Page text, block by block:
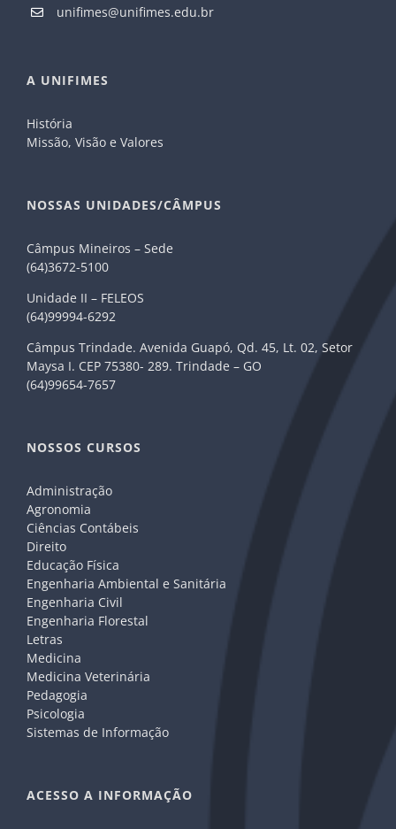
unifimes@unifimes.edu.br
A UNIFIMES
História
Missão, Visão e Valores
NOSSAS UNIDADES/CÂMPUS
Câmpus Mineiros – Sede
(64)3672-5100
Unidade II – FELEOS
(64)99994-6292
Câmpus Trindade. Avenida Guapó, Qd. 45, Lt. 02, Setor
Maysa I. CEP 75380- 289. Trindade – GO
(64)99654-7657
NOSSOS CURSOS
Administração
Agronomia
Ciências Contábeis
Direito
Educação Física
Engenharia Ambiental e Sanitária
Engenharia Civil
Engenharia Florestal
Letras
Medicina
Medicina Veterinária
Pedagogia
Psicologia
Sistemas de Informação
ACESSO A INFORMAÇÃO